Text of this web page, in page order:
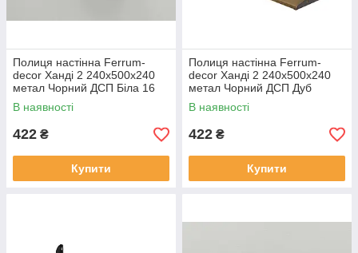
Полиця настінна Ferrum-
decor Ханді 2 240x500x240
метал Чорний ДСП Біла 16
мм (XND0001)
В наявності
422 ₴
Купити
Полиця настінна Ferrum-
decor Ханді 2 240x500x240
метал Чорний ДСП Дуб
Артизан 16 мм (XND0006)
В наявності
422 ₴
Купити